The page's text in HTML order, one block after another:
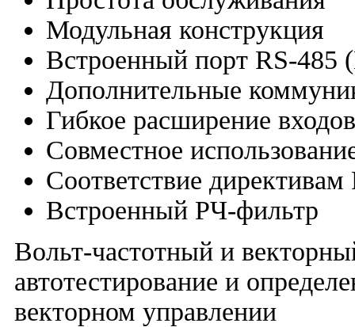
Модульная конструкция
Встроенный порт RS-485
Дополнительные
Гибкое расширение
Совместное
Соответствие директивам
Встроенный РЧ-фильтр
Вольт-частотный и
автотестирование и
векторном управлении